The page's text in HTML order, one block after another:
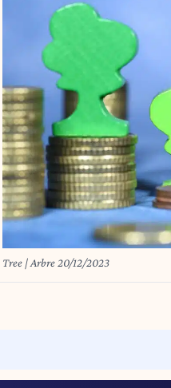
Tree | Arbre 20/12/2023